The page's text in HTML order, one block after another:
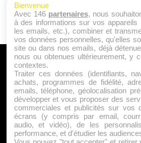
A PROPOS
Qui sommes nous
Mentions Légales
Publicité
Politique de
Contact
Bienvenue
Avec 146 partenaires, nous
à des informations sur vos appareils
les emails, etc.), combiner et
vos données personnelles, qu'elles
site ou dans nos emails, déjà
nous ou obtenues ultérieurement, y
contextes.
Traiter ces données (identifiants,
achats, programmes de fidélité,
emails, téléphone, géolocalisation
développer et vous proposer des
commerciales et publicités sur vos
écrans (y compris par email,
audio, et vidéo), de les
performance, et d'étudier les